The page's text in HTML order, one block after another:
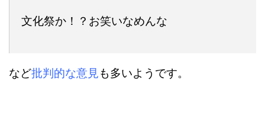
文化祭か！？お笑いなめんな
など批判的な意見も多いようです。